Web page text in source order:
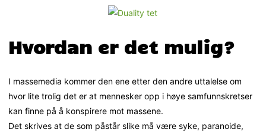
Hvordan er det mulig?
I massemedia kommer den ene etter den andre uttalelse om
hvor lite trolig det er at mennesker opp i høye samfunnskretser
kan finne på å konspirere mot massene.
Det skrives at de som påstår slike må være syke, paranoide,